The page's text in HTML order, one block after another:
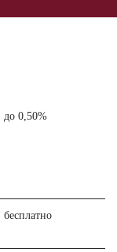
до 0,50%
бесплатно